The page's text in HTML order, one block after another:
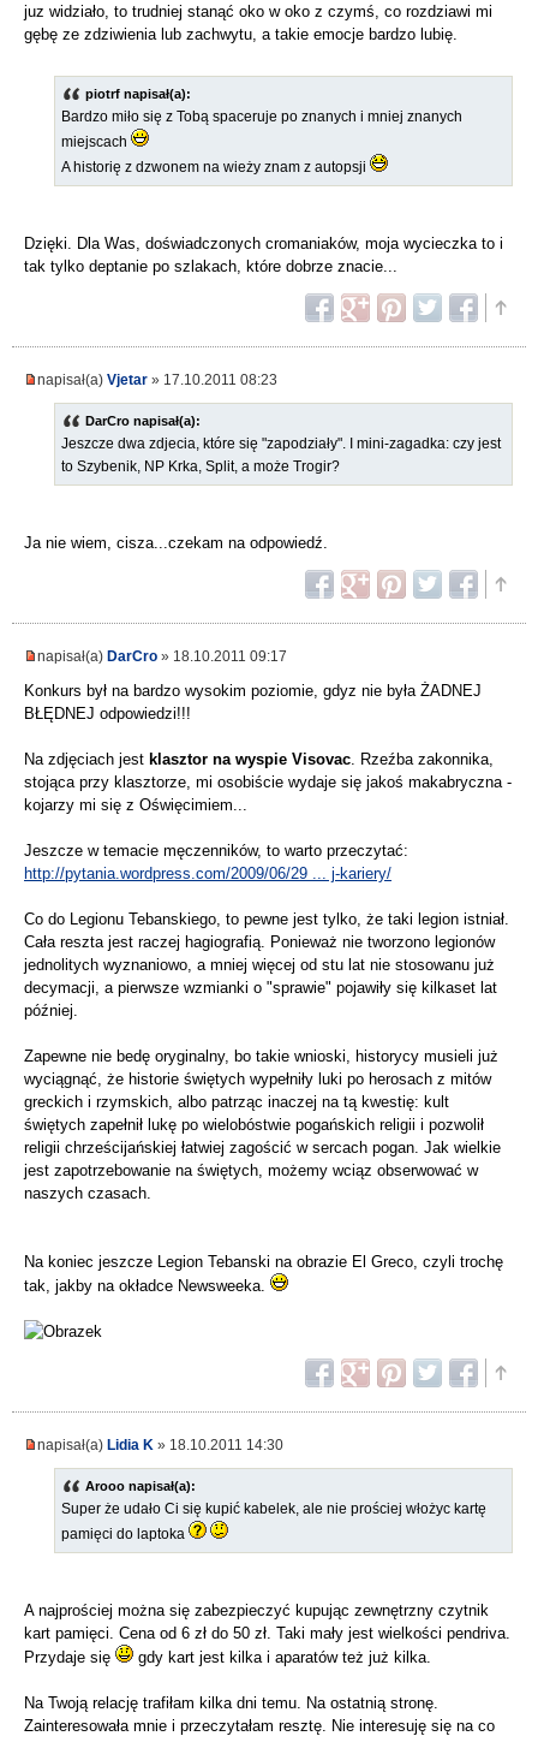
juz widziało, to trudniej stanąć oko w oko z czymś, co rozdziawi mi
gębę ze zdziwienia lub zachwytu, a takie emocje bardzo lubię.
piotrf napisał(a):
Bardzo miło się z Tobą spaceruje po znanych i mniej znanych
miejscach
A historię z dzwonem na wieży znam z autopsji
Dzięki. Dla Was, doświadczonych cromaniaków, moja wycieczka to i
tak tylko deptanie po szlakach, które dobrze znacie...
napisał(a) Vjetar » 17.10.2011 08:23
DarCro napisał(a):
Jeszcze dwa zdjecia, które się "zapodziały". I mini-zagadka: czy jest
to Szybenik, NP Krka, Split, a może Trogir?
Ja nie wiem, cisza...czekam na odpowiedź.
napisał(a) DarCro » 18.10.2011 09:17
Konkurs był na bardzo wysokim poziomie, gdyz nie była ŻADNEJ
BŁĘDNEJ odpowiedzi!!!
Na zdjęciach jest klasztor na wyspie Visovac . Rzeźba zakonnika,
stojąca przy klasztorze, mi osobiście wydaje się jakoś makabryczna -
kojarzy mi się z Oświęcimiem...
Jeszcze w temacie męczenników, to warto przeczytać:
http://pytania.wordpress.com/2009/06/29 ... j-kariery/
Co do Legionu Tebanskiego, to pewne jest tylko, że taki legion istniał.
Cała reszta jest raczej hagiografią. Ponieważ nie tworzono legionów
jednolitych wyznaniowo, a mniej więcej od stu lat nie stosowanu już
decymacji, a pierwsze wzmianki o "sprawie" pojawiły się kilkaset lat
później.
Zapewne nie bedę oryginalny, bo takie wnioski, historycy musieli już
wyciągnąć, że historie świętych wypełniły luki po herosach z mitów
greckich i rzymskich, albo patrząc inaczej na tą kwestię: kult
świętych zapełnił lukę po wielobóstwie pogańskich religii i pozwolił
religii chrześcijańskiej łatwiej zagościć w sercach pogan. Jak wielkie
jest zapotrzebowanie na świętych, możemy wciąz obserwować w
naszych czasach.
Na koniec jeszcze Legion Tebanski na obrazie El Greco, czyli trochę
tak, jakby na okładce Newsweeka.
napisał(a) Lidia K » 18.10.2011 14:30
Arooo napisał(a):
Super że udało Ci się kupić kabelek, ale nie prościej włożyc kartę
pamięci do laptoka
A najprościej można się zabezpieczyć kupując zewnętrzny czytnik
kart pamięci. Cena od 6 zł do 50 zł. Taki mały jest wielkości pendriva.
Przydaje się
gdy kart jest kilka i aparatów też już kilka.
Na Twoją relację trafiłam kilka dni temu. Na ostatnią stronę.
Zainteresowała mnie i przeczytałam resztę. Nie interesuję się na co